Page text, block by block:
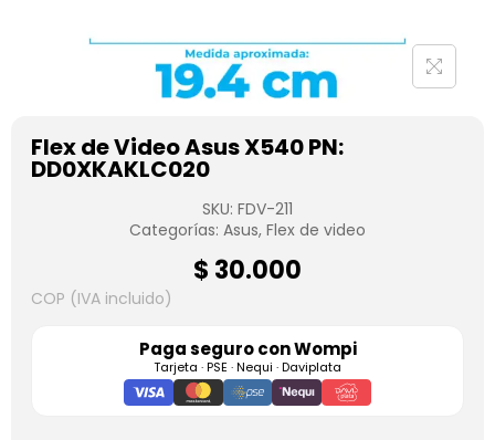
Flex de Video Asus X540 PN:
DD0XKAKLC020
SKU: FDV-211
Categorías: Asus, Flex de video
$ 30.000
COP (IVA incluido)
Paga seguro conWompi
Tarjeta · PSE · Nequi · Daviplata